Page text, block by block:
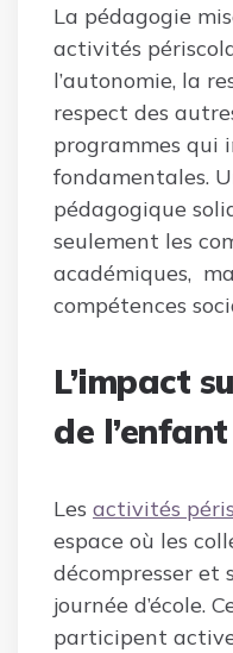
La pédagogie
activités
l’autonomie, la
respect des
programmes qui
fondamentales.
pédagogique
seulement les
académiques,
compétences
L’impact
de l’enfant
Les activités
espace où les
décompresser et
journée d’école.
participent